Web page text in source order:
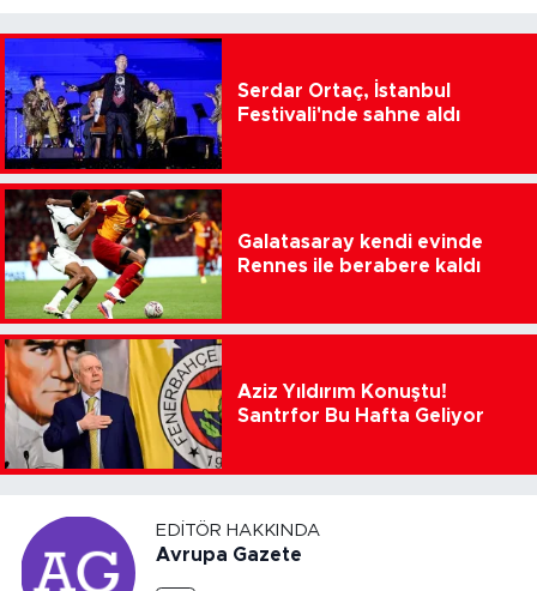
Serdar Ortaç, İstanbul
Festivali'nde sahne aldı
Galatasaray kendi evinde
Rennes ile berabere kaldı
Aziz Yıldırım Konuştu!
Santrfor Bu Hafta Geliyor
EDITÖR HAKKINDA
Avrupa Gazete